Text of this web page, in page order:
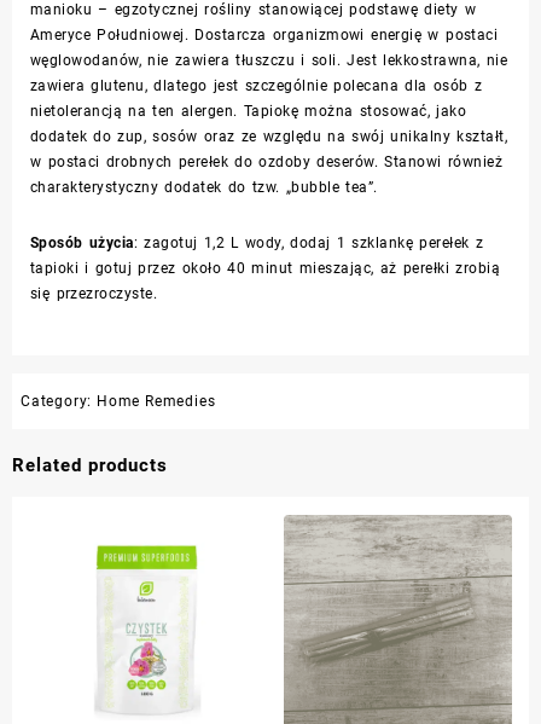
manioku – egzotycznej rośliny stanowiącej podstawę diety w
Ameryce Południowej. Dostarcza organizmowi energię w postaci
węglowodanów, nie zawiera tłuszczu i soli. Jest lekkostrawna, nie
zawiera glutenu, dlatego jest szczególnie polecana dla osób z
nietolerancją na ten alergen. Tapiokę można stosować, jako
dodatek do zup, sosów oraz ze względu na swój unikalny kształt,
w postaci drobnych perełek do ozdoby deserów. Stanowi również
charakterystyczny dodatek do tzw. „bubble tea”.
Sposób użycia: zagotuj 1,2 L wody, dodaj 1 szklankę perełek z
tapioki i gotuj przez około 40 minut mieszając, aż perełki zrobią
się przezroczyste.
Category: Home Remedies
Related products